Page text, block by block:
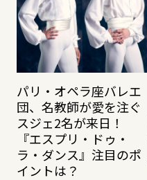
パリ・オペラ座バレエ
団、名教師が愛を注ぐ
スジェ2名が来日！
『エスプリ・ドゥ・
ラ・ダンス』注目のポ
イントは？